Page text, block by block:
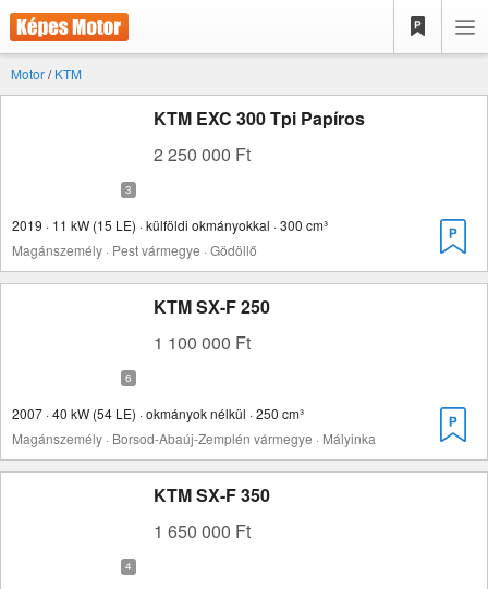
Motor/KTM
KTM EXC 300 Tpi Papíros
2 250 000 Ft
2019 · 11 kW (15 LE) · külföldi okmányokkal · 300 cm³
Magánszemély · Pest vármegye · Gödöllő
KTM SX-F 250
1 100 000 Ft
2007 · 40 kW (54 LE) · okmányok nélkül · 250 cm³
Magánszemély · Borsod-Abaúj-Zemplén vármegye · Mályinka
KTM SX-F 350
1 650 000 Ft